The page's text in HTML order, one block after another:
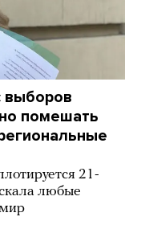
выборов
помешать
21-
любые